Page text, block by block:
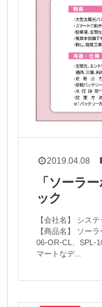
2019.04.08
「ソーラ
ック
【会社名】 シス
【商品名】 ソー
06-OR-CL、SPL-
マートなデ...